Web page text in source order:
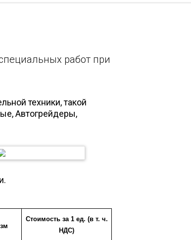
работ при
техники, такой
Автогрейдеры,
Стоимость за 1 ед. (в т. ч.
НДС)